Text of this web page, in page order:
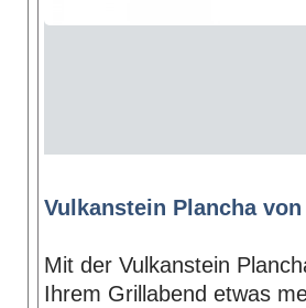
Vulkanstein Plancha von
Mit der Vulkanstein
Ihrem Grillabend etwas